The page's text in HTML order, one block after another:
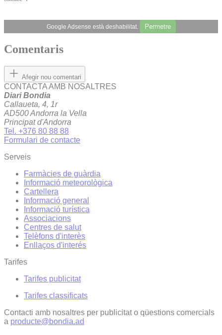
Google Adsense està deshabilitat. Permetre
Comentaris
Afegir nou comentari
CONTACTA AMB NOSALTRES
Diari Bondia
Callaueta, 4, 1r
AD500 Andorra la Vella
Principat d'Andorra
Tel. +376 80 88 88
Formulari de contacte
Serveis
Farmàcies de guàrdia
Informació meteorològica
Cartellera
Informació general
Informació turística
Associacions
Centres de salut
Telèfons d'interès
Enllaços d'interés
Tarifes
Tarifes publicitat
Tarifes classificats
Contacti amb nosaltres per publicitat o qüestions comercials
a producte@bondia.ad